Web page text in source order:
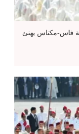
فاس-مكناس يهنئ